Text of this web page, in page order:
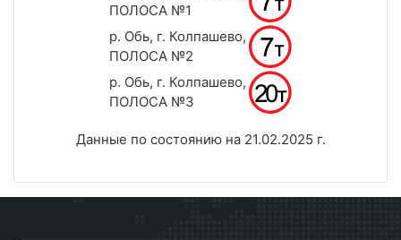
ПОЛОСА №1
р. Обь, г. Колпашево,
ПОЛОСА №2
р. Обь, г. Колпашево,
ПОЛОСА №3
Данные по состоянию на 21.02.2025 г.